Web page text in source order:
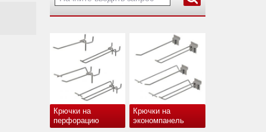
Крючки на
перфорацию
Крючки на
экономпанель